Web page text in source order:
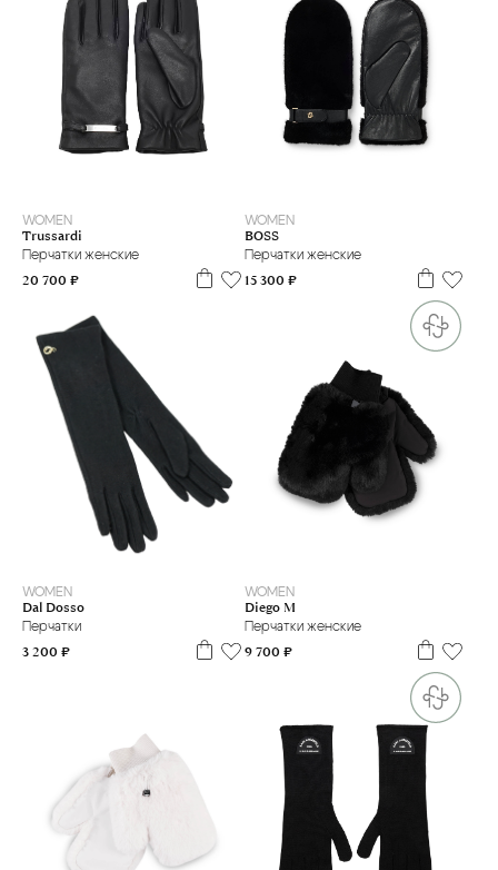
WOMEN
Trussardi
Перчатки женские
20 700 ₽
WOMEN
BOSS
Перчатки женские
15 300 ₽
6.5
WOMEN
Dal Dosso
Перчатки
3 200 ₽
WOMEN
Diego M
Перчатки женские
9 700 ₽